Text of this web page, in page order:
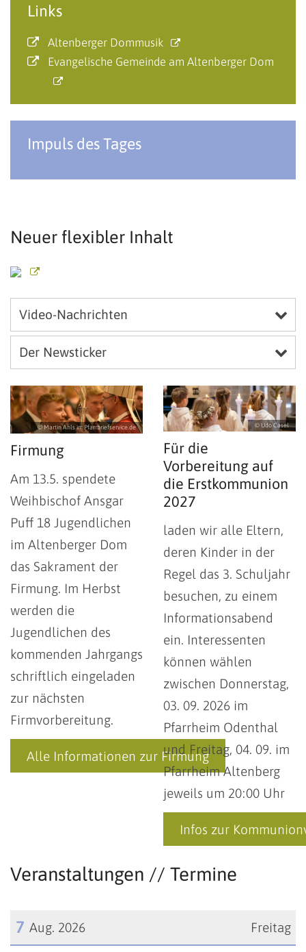
Links
Altenberger Dommusik
Evangelische Gemeinde am Altenberger Dom
Impuls des Tages
Neuer flexibler Inhalt
Video-Nachrichten
Der Newsticker
© Martin Ahls in: Pfarrbriefservice.de
Firmung
Am 13.5. spendete
Weihbischof Ansgar
Puff 18 Jugendlichen
im Altenberger Dom
das Sakrament der
Firmung. Im Herbst
werden die
Jugendlichen des
kommenden Jahrgangs
schriftlich eingeladen
zur nächsten
Firmvorbereitung.
Alle Informationen zur Firmung
© Udo Casel
Für die
Vorbereitung auf
die Erstkommunion
2027
laden wir alle Eltern,
deren Kinder in der
Regel das 3. Schuljahr
besuchen, zu einem
Informationsabend
ein. Interessenten
können wählen
zwischen Donnerstag,
03. 09. 2026 im
Pfarrheim Odenthal
und Freitag, 04. 09. im
Pfarrheim Altenberg
jeweils um 20:00 Uhr
Infos zur
Veranstaltungen // Termine
Freitag
7 Aug. 2026